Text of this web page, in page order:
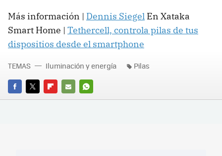
Más información | Dennis Siegel En Xataka
Smart Home | Tethercell, controla pilas de tus
dispositios desde el smartphone
FACEBOOK
TWITTERFLIPBOARD
E-
WHATSAPP
TEMAS Iluminación y energía Pilas